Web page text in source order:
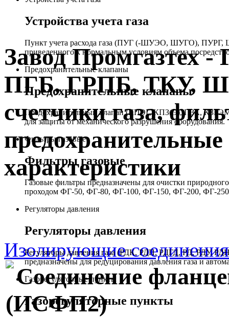
Устройства учета газа
Пункт учета расхода газа (ПУГ (-ШУЭО, ШУГО), ПУРГ,
приведенного к нормальным условиям объема
Предохранительные клапаны
Предохранительные клапаны
Предохранительный клапан (КПЭГ, КПЗ(Э), ПЗК,
для защиты от механического разрушения оборудования.
Фильтры газовые
Фильтры газовые
Газовые фильтры предназначены для очистки
проходом ФГ-50, ФГ-80, ФГ-100, ФГ-150, ФГ-200, ФГ-
Регуляторы давления
Регуляторы давления
Регуляторы давления газа (РДК, РДП, РДГД, РД, РДУ,
предназначены для редуцирования давления газа и
Газорегуляторные пункты
Газорегуляторные пункты
Завод
ПГБ, ГРПБ, ТКУ,
счетчики газа,
характеристики
Изолирующие соединения
Cоединение
(ИСФП2)